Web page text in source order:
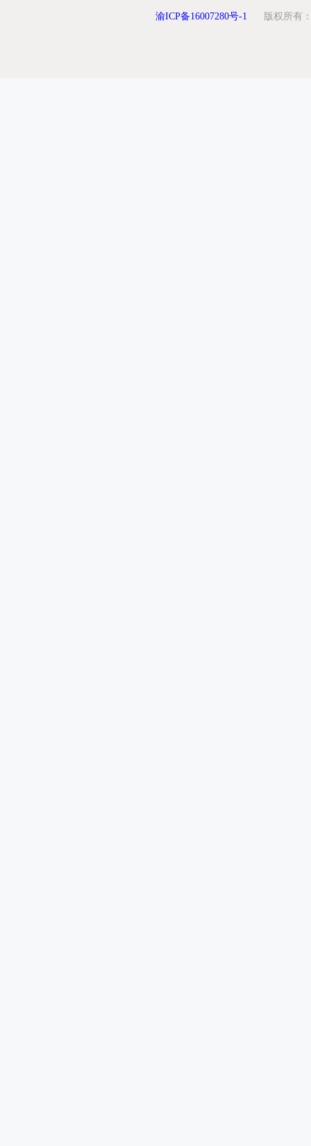
渝ICP备16007280号-1 版权所有：